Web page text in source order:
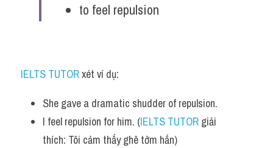
to feel repulsion
IELTS TUTOR xét ví dụ:
She gave a dramatic shudder of repulsion.
I feel repulsion for him. (IELTS TUTOR giải
thích: Tôi cảm thấy ghê tởm hắn)